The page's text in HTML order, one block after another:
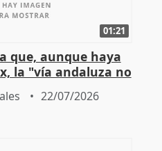
01:21
que, aunque haya
la "vía andaluza no
a "cambiar"
22/07/2026